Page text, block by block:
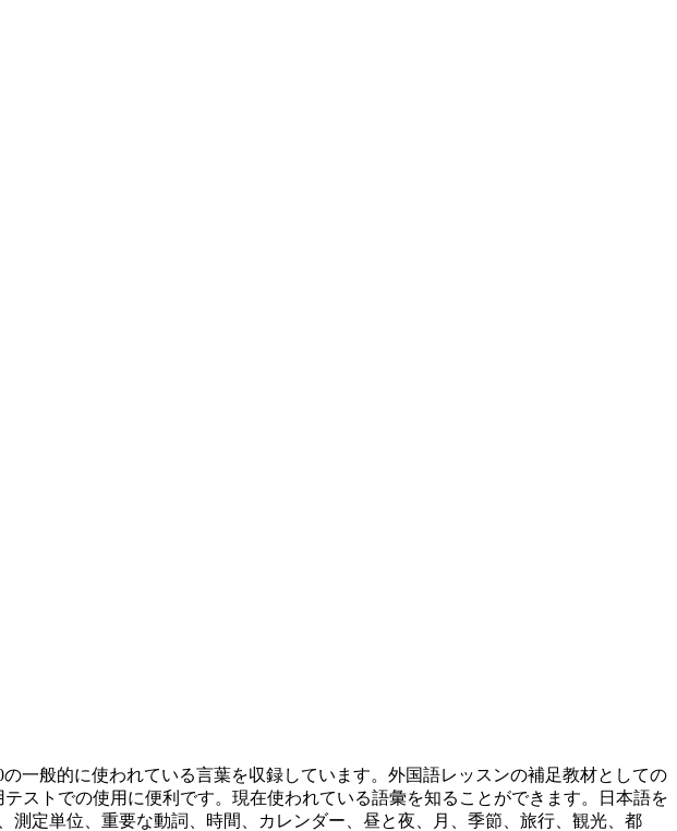
一般的に使われている言葉を収録しています。外国語レッスンの補足教材としての
ストでの使用に便利です。現在使われている語彙を知ることができます。日本語を
定単位、重要な動詞、時間、カレンダー、昼と夜、月、季節、旅行、観光、都